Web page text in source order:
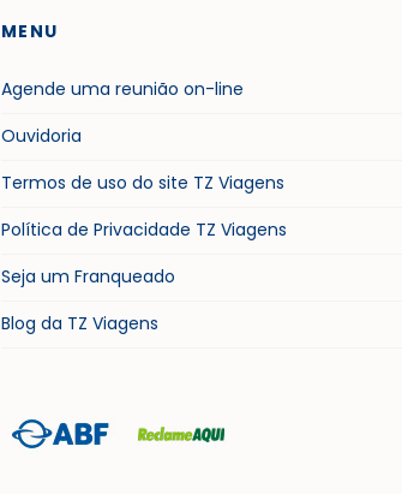
MENU
Agende uma reunião on-line
Ouvidoria
Termos de uso do site TZ Viagens
Política de Privacidade TZ Viagens
Seja um Franqueado
Blog da TZ Viagens